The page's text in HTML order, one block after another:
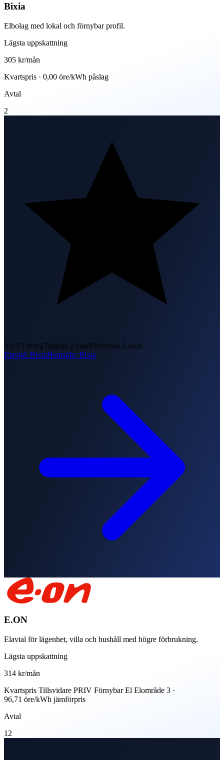
Bixia
Elbolag med lokal och förnybar profil.
Lägsta uppskattning
305 kr/mån
Kvartspris · 0,00 öre/kWh påslag
Avtal
2
3.9/5 i betygTimpris 2 avtalFörnybar 2 avtal
Elavtal: BixiaHemsida: Bixia
E.ON
Elavtal för lägenhet, villa och hushåll med högre förbrukning.
Lägsta uppskattning
314 kr/mån
Kvartspris Tillsvidare PRIV Förnybar El Elområde 3 ·
96,71 öre/kWh jämförpris
Avtal
12